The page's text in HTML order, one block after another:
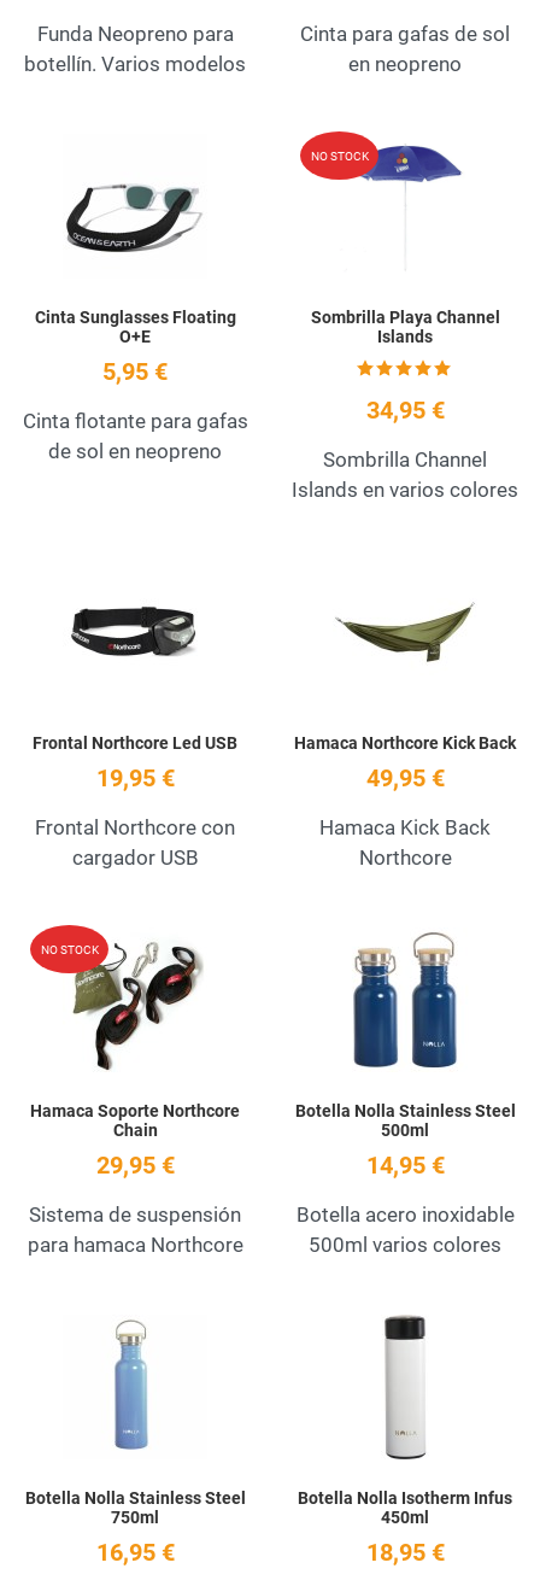
Funda Neopreno para
botellín. Varios modelos
Cinta para gafas de sol
en neopreno
Add to Wishlist
Cinta Sunglasses Floating
O+E
5,95 €
Cinta flotante para gafas
de sol en neopreno
NO STOCK
Sombrilla Playa Channel
Islands
34,95 €
Sombrilla Channel
Islands en varios colores
Quick View
Frontal Northcore Led USB
19,95 €
Frontal Northcore con
cargador USB
Hamaca Northcore Kick Back
49,95 €
Hamaca Kick Back
Northcore
NO STOCK
Quick View
Hamaca Soporte Northcore
Chain
29,95 €
Sistema de suspensión
para hamaca Northcore
Botella Nolla Stainless Steel
500ml
14,95 €
Botella acero inoxidable
500ml varios colores
Add to Wishlist
Botella Nolla Stainless Steel
750ml
16,95 €
Botella Nolla Isotherm Infus
450ml
18,95 €